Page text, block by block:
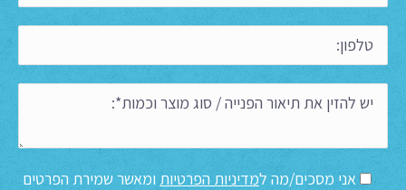
אני מסכים/מה למדיניות הפרטיות ומאשר שמירת הפרטים